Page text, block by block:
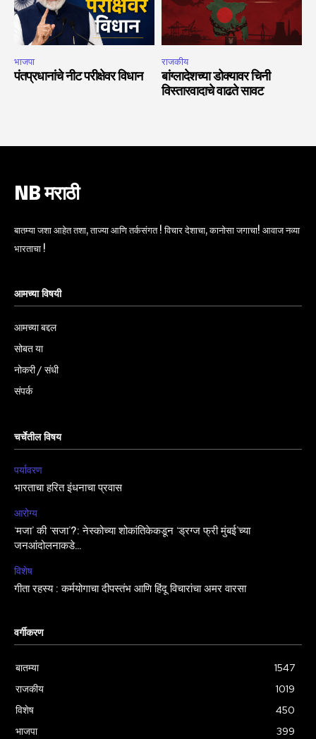
भाजपा
पंतप्रधानांचे नीट परीक्षेवर विधान
राजकीय
बांग्लादेशच्या डोक्यावर चिनी
विस्तारवादाचे वाढते सावट
NB मराठी
बातम्या जशा आहेत तशा, ताज्या आणि तर्कसंगत ! विचार देशाचा, कानोसा जगाचा! आवाज नव्या
भारताचा !
आमच्या विषयी
आमच्या बद्दल
सोबत या
नोकरी / संधी
संपर्क
चर्चेतील विषय
पर्यावरण
भारताचा हरित इंधनाचा प्रवास
आरोग्य
‘मजा’ की ‘सजा’?: नेस्कोच्या शोकांतिकेकडून ‘ड्रग्ज फ्री मुंबई’च्या
जनआंदोलनाकडे…
विशेष
गीता रहस्य : कर्मयोगाचा दीपस्तंभ आणि हिंदू विचारांचा अमर वारसा
वर्गीकरण
बातम्या
1547
राजकीय
1019
विशेष
450
भाजपा
399